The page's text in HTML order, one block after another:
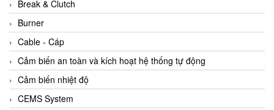
Break & Clutch
Burner
Cable - Cáp
Cảm biến an toàn và kích hoạt hệ thống tự động
Cảm biến nhiệt độ
CEMS System